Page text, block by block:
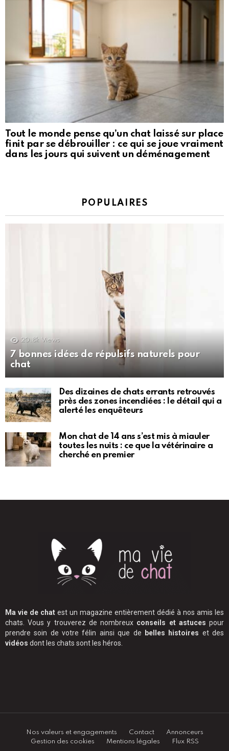
Tout le monde pense qu’un chat laissé sur place
finit par se débrouiller : ce qui se joue vraiment
dans les jours qui suivent un déménagement
POPULAIRES
20.8k Views
7 bonnes idées de répulsifs naturels pour
chat
Des dizaines de chats errants retrouvés
près des zones incendiées : le détail qui a
alerté les enquêteurs
Mon chat de 14 ans s’est mis à miauler
toutes les nuits : ce que la vétérinaire a
cherché en premier
Ma vie de chat est un magazine entièrement dédié à nos amis les
chats. Vous y trouverez de nombreux conseils et astuces pour
prendre soin de votre félin ainsi que de
belles histoires et des
vidéos dont les chats sont les héros.
Nos valeurs et engagements Contact
Annonceurs
Gestion des cookies
Mentions légales Flux RSS